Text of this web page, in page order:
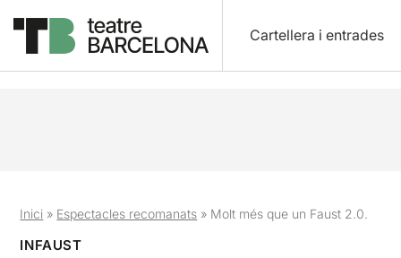
Cartellera i entrades
Inici » Espectacles recomanats » Molt més que un Faust 2.0.
INFAUST